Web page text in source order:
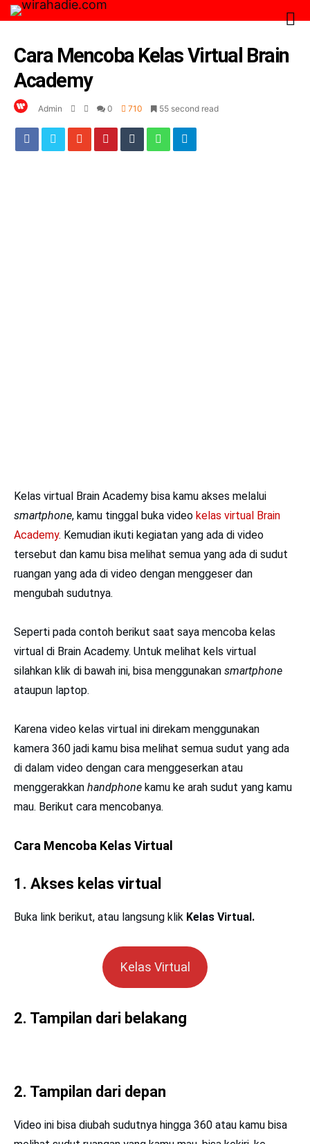
Cara Mencoba Kelas Virtual Brain
Academy
Admin 0 710 55 second read
Kelas virtual Brain Academy bisa kamu akses melalui
smartphone, kamu tinggal buka video kelas virtual Brain
Academy. Kemudian ikuti kegiatan yang ada di video
tersebut dan kamu bisa melihat semua yang ada di sudut
ruangan yang ada di video dengan menggeser dan
mengubah sudutnya.
Seperti pada contoh berikut saat saya mencoba kelas
virtual di Brain Academy. Untuk melihat kels virtual
silahkan klik di bawah ini, bisa menggunakan smartphone
ataupun laptop.
Karena video kelas virtual ini direkam menggunakan
kamera 360 jadi kamu bisa melihat semua sudut yang ada
di dalam video dengan cara menggeserkan atau
menggerakkan handphone kamu ke arah sudut yang kamu
mau. Berikut cara mencobanya.
Cara Mencoba Kelas Virtual
1. Akses kelas virtual
Buka link berikut, atau langsung klik Kelas Virtual.
Kelas Virtual
2. Tampilan dari belakang
2. Tampilan dari depan
Video ini bisa diubah sudutnya hingga 360 atau kamu bisa